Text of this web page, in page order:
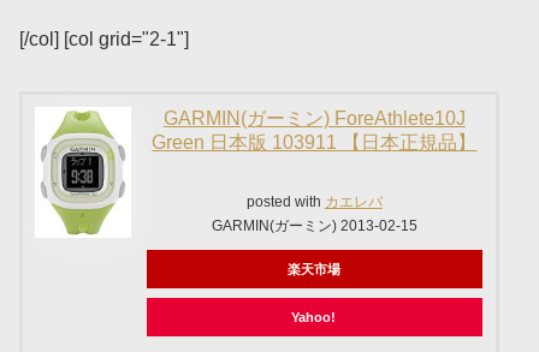
[/col] [col grid="2-1"]
GARMIN(ガーミン) ForeAthlete10J
Green 日本版 103911 【日本正規品】
posted with カエレバ
GARMIN(ガーミン) 2013-02-15
楽天市場
Yahoo!